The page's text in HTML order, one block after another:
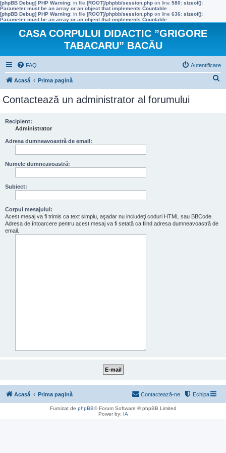
[phpBB Debug] PHP Warning: in file [ROOT]/phpbb/session.php on line 580: sizeof():
Parameter must be an array or an object that implements Countable
[phpBB Debug] PHP Warning: in file [ROOT]/phpbb/session.php on line 636: sizeof():
Parameter must be an array or an object that implements Countable
CASA CORPULUI DIDACTIC ”GRIGORE
TABACARU” BACĂU
FAQ Autentificare
Acasă Prima pagină
Contactează un administrator al forumului
Recipient:
Administrator
Adresa dumneavoastră de email:
Numele dumneavoastră:
Subiect:
Corpul mesajului:
Acest mesaj va fi trimis ca text simplu, aşadar nu includeţi coduri HTML sau BBCode.
Adresa de întoarcere pentru acest mesaj va fi setată ca fiind adresa dumneavoastră de
email.
Acasă Prima pagină Echipa
Contactează-ne
Furnizat de phpBB® Forum Software © phpBB Limited
Power by: IA